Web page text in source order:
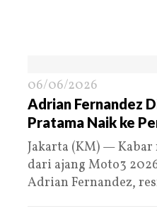
06/06/2026
Adrian Fernandez
Pratama Naik ke
Jakarta (KM) —
dari ajang Moto3
Adrian Fernandez,